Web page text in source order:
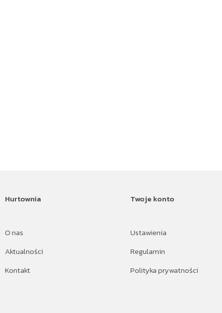
Hurtownia
O nas
Aktualności
Kontakt
Twoje konto
Ustawienia
Regulamin
Polityka prywatności